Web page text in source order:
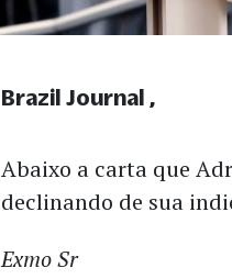
Abaixo a carta que
declinando de sua
Exmo Sr
Brazil Journal